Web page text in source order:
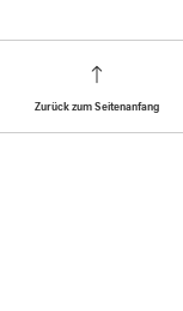
Zurück zum Seitenanfang